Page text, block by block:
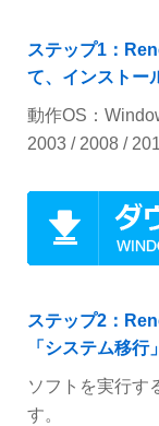
ステップ1：
て、インストー
動作OS：
2003 / 2008 /
ステップ2：
「システム移行
ソフトを実行す
す。